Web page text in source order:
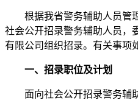
根据我省警务辅助人员管
社会公开招录警务辅助人员，
有限公司组织招录。有关事项
一、招录职位及计划
面向社会公开招录警务辅助